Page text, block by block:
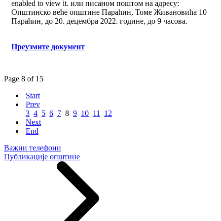
enabled to view it. или писаном поштом на адресу:
Општинско веће општине Параћин, Томе Живановића 10
Параћин, до 20. децембра 2022. године, до 9 часова.
Преузмите документ
Page 8 of 15
Start
Prev
3 4 5 6 7 8 9 10 11
12
Next
End
Важни телефони
Публикације општине